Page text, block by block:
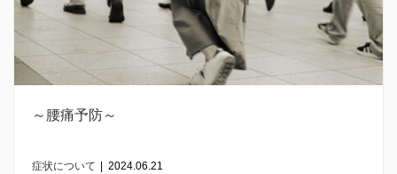
～腰痛予防～
症状について 2024.06.21